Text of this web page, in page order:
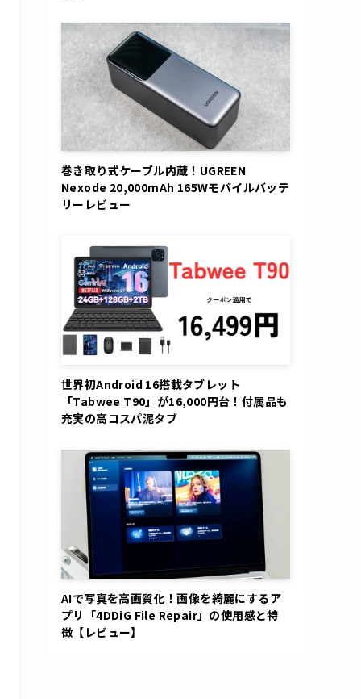
巻き取り式ケーブル内蔵！UGREEN
Nexode 20,000mAh 165Wモバイルバッテ
リーレビュー
世界初Android 16搭載タブレット
「Tabwee T90」が16,000円台！付属品も
充実の高コスパ泥タブ
AIで写真を高画質化！画像を綺麗にするア
プリ「4DDiG File Repair」の使用感と特
徴【レビュー】